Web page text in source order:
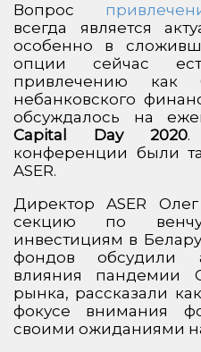
Вопрос
всегда является
особенно в
опции сейчас
привлечению как
небанковского
обсуждалось на
Capital Day 2020.
конференции были
ASER.
Директор ASER
секцию по
инвестициям в
фондов обсудили
влияния пандемии
рынка, рассказали
фокусе внимания
своими ожиданиями на